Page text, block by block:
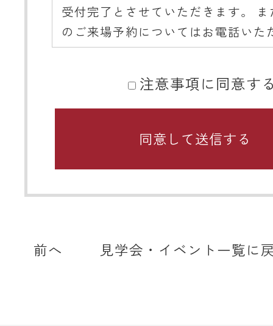
受付完了とさせていただきます。
のご来場予約についてはお電話いた
ようご協力をお願いいたします。
■ 携帯メールアドレスのドメイン
関するお願い
携帯メールのドメイン指定受信や、
知などを受信できない場合がありま
ディテールホームからのメールは【
メールを受信いただけるよう設定願
注意事項に同意す
前へ 見学会・イベント一覧に